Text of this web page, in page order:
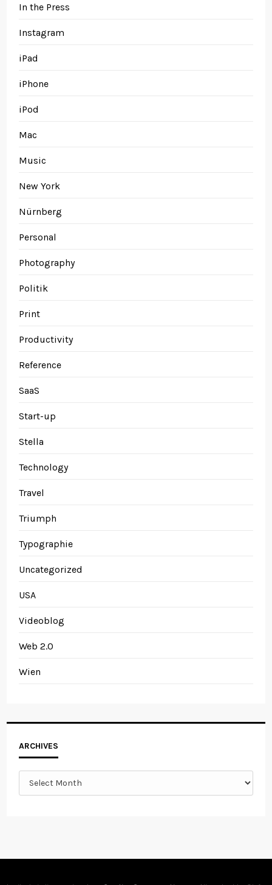
In the Press
Instagram
iPad
iPhone
iPod
Mac
Music
New York
Nürnberg
Personal
Photography
Politik
Print
Productivity
Reference
SaaS
Start-up
Stella
Technology
Travel
Triumph
Typographie
Uncategorized
USA
Videoblog
Web 2.0
Wien
ARCHIVES